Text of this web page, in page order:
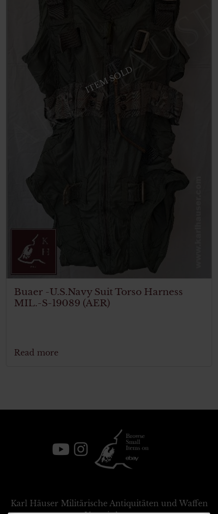
ITEM SOLD
Buaer -U.S.Navy Suit Torso Harness
MIL.-S-19089 (AER)
Read more
Karl Häuser Militärische Antiquitäten und Waffen